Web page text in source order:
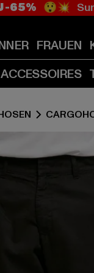
-65% 😲💥
FRAUEN
ACCESSOIRES